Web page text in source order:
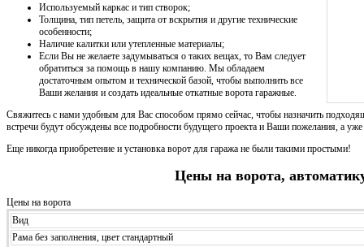
Используемый каркас и тип створок;
Толщина, тип петель, защита от вскрытия и другие технические
особенности;
Наличие калитки или утепленные материалы;
Если Вы не желаете задумываться о таких вещах, то Вам следует
обратиться за помощь в нашу компанию. Мы обладаем
достаточным опытом и технической базой, чтобы выполнить все
Ваши желания и создать идеальные откатные ворота гаражные.
Свяжитесь с нами удобным для Вас способом прямо сейчас, чтобы назначить
встречи будут обсуждены все подробности будущего проекта и Ваши пожелания, а
Еще никогда приобретение и установка ворот для гаража не были такими простыми!
Цены на ворота,
Цены на ворота
Вид
Рама без заполнения, цвет стандартный